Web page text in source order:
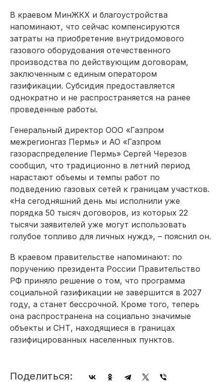
В краевом МинЖКХ и благоустройства
напоминают, что сейчас компенсируются
затраты на приобретение внутридомового
газового оборудования отечественного
производства по действующим договорам,
заключенным с единым оператором
газификации. Субсидия предоставляется
однократно и не распространяется на ранее
проведенные работы.
Генеральный директор ООО «Газпром
межрегионгаз Пермь» и АО «Газпром
газораспределение Пермь» Сергей Черезов
сообщил, что традиционно в летний период
нарастают объемы и темпы работ по
подведению газовых сетей к границам участков.
«На сегодняшний день мы исполнили уже
порядка 50 тысяч договоров, из которых 22
тысячи заявителей уже могут использовать
голубое топливо для личных нужд», – пояснил он.
В краевом правительстве напоминают: по
поручению президента России Правительство
РФ приняло решение о том, что программа
социальной газификации не завершится в 2027
году, а станет бессрочной. Кроме того, теперь
она распространена на социально значимые
объекты и СНТ, находящиеся в границах
газифицированных населенных пунктов.
Поделиться: